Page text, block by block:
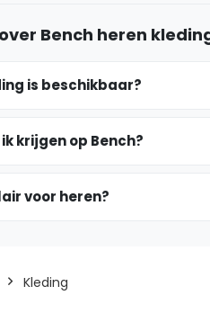
Bench heren
is beschikbaar?
krijgen op Bench?
voor heren?
Kleding